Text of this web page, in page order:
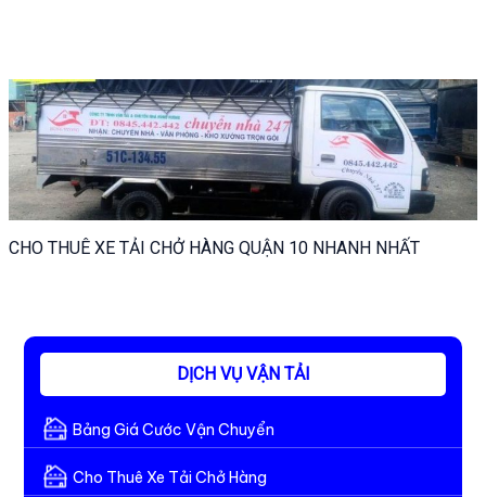
CHO THUÊ XE TẢI CHỞ HÀNG QUẬN 10 NHANH NHẤT
DỊCH VỤ VẬN TẢI
Bảng Giá Cước Vận Chuyển
Cho Thuê Xe Tải Chở Hàng